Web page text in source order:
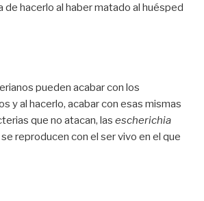
de hacerlo al haber matado al huésped
pueden acabar con los
y al hacerlo, acabar con esas mismas
que no atacan, las escherichia
reproducen con el ser vivo en el que